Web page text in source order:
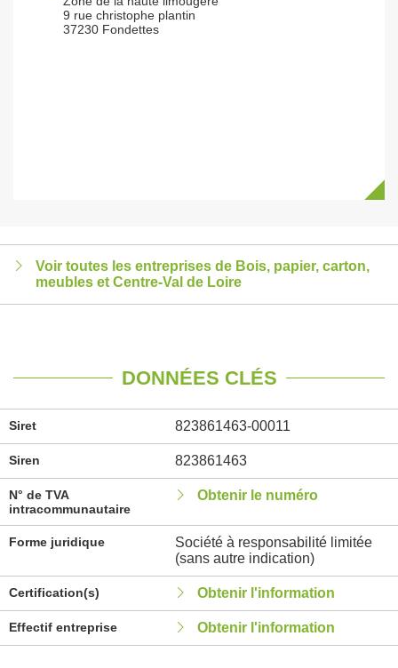
9 rue christophe plantin
37230 Fondettes
Voir toutes les entreprises de Bois, papier, carton,
meubles et Centre-Val de Loire
DONNÉES CLÉS
Siret 823861463-00011
Siren 823861463
N° de TVA
intracommunautaire
Obtenir le numéro
Forme juridique
Société à responsabilité limitée
(sans autre indication)
Certification(s) Obtenir l'information
Effectif entreprise Obtenir l'information